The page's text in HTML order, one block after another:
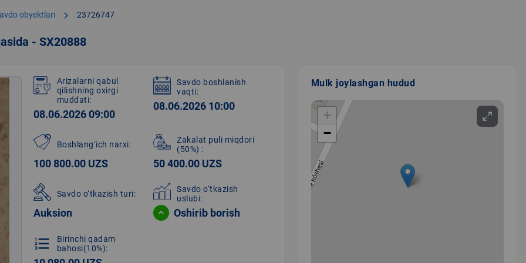
obyektlari chevron_right 23726747
- SX20888
Arizalarni qabul
qilishning oxirgi
muddati:
08.06.2026 09:00
Savdo boshlanish
vaqti:
08.06.2026 10:00
Boshlang‘ich narxi:
100 800.00 UZS
Zakalat puli miqdori
(50%) :
50 400.00 UZS
Savdo o‘tkazish turi:
Auksion
Savdo o‘tkazish
uslubi:
Oshirib borish
format_list_numbered
Birinchi qadam
bahosi(10%):
Mulk joylashgan hudud
+
−